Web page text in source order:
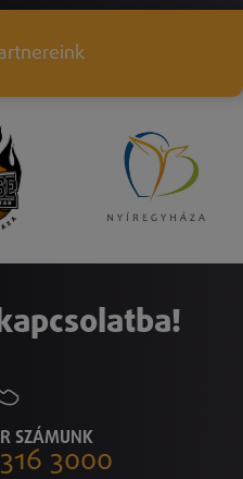
kapcsolatba!
SZÁMUNK
3000